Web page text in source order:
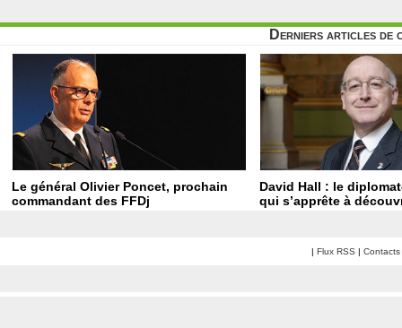
Derniers articles de
Le général Olivier Poncet, prochain
commandant des FFDj
David Hall : le
qui s’apprête à
| Flux RSS | Contacts